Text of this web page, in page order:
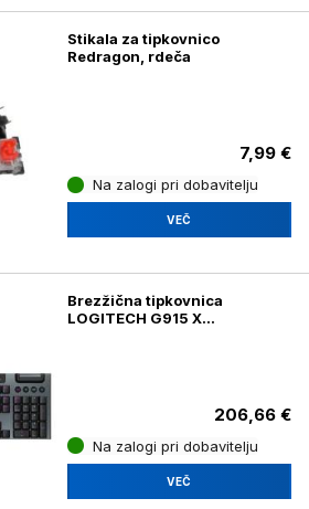
Stikala za tipkovnico
Redragon, rdeča
7,99 €
Na zalogi pri dobavitelju
VEČ
Brezžična tipkovnica
LOGITECH G915 X
206,66 €
Na zalogi pri dobavitelju
VEČ